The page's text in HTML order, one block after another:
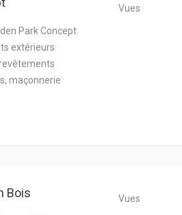
Park Concept
extérieurs
maçonnerie
Vues
Bois Vues